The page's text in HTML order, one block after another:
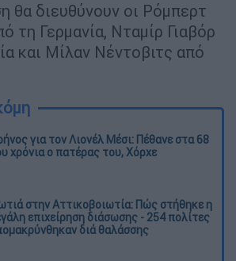
θα διευθύνουν οι Ρόμπερτ
τη Γερμανία, Νταμίρ Γιαβόρ
και Μίλαν Νέντοβιτς από
για τον Λιονέλ Μέσι: Πέθανε στα 68
χρόνια ο πατέρας του, Χόρχε
στην Αττικοβοιωτία: Πώς στήθηκε η
επιχείρηση διάσωσης - 254 πολίτες
διά θαλάσσης